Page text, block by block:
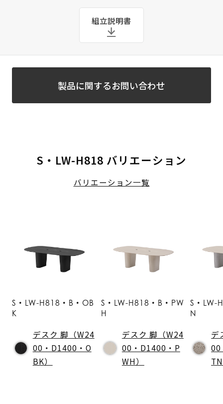
組立説明書
製品に関するお問い合わせ
S・LW-H818 バリエーション
バリエーション一覧
S・LW-H818・B・OB
K
デスク 脚（W24
00・D1400・O
BK）
S・LW-H818・B・PW
H
デスク 脚（W24
00・D1400・P
WH）
S・LW-
N
デ
00